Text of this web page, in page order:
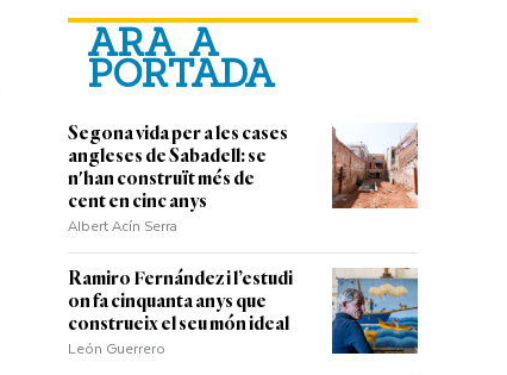
ARA A
PORTADA
Segona vida per a les cases
angleses de Sabadell: se
n'han construït més de
cent en cinc anys
Albert Acín Serra
Ramiro Fernández i l’estudi
on fa cinquanta anys que
construeix el seu món ideal
León Guerrero